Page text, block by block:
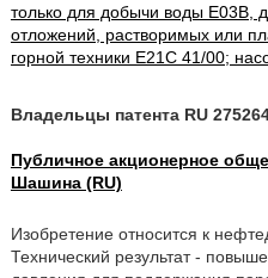
только для добычи воды E03B,
отложений, растворимых или
горной техники E21C 41/00;
Владельцы патента RU
Публичное акционерное
Шашина (RU)
Изобретение относится к
Технический результат -